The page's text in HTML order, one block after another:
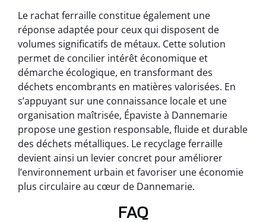
Le rachat ferraille constitue également une
réponse adaptée pour ceux qui disposent de
volumes significatifs de métaux. Cette solution
permet de concilier intérêt économique et
démarche écologique, en transformant des
déchets encombrants en matières valorisées. En
s’appuyant sur une connaissance locale et une
organisation maîtrisée, Épaviste à Dannemarie
propose une gestion responsable, fluide et durable
des déchets métalliques. Le recyclage ferraille
devient ainsi un levier concret pour améliorer
l’environnement urbain et favoriser une économie
plus circulaire au cœur de Dannemarie.
FAQ